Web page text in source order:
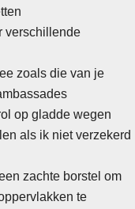
verschillende
zoals die van je
op gladde wegen
als ik niet verzekerd
zachte borstel om
te